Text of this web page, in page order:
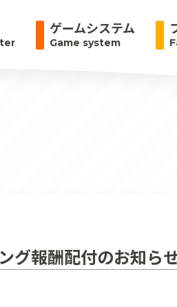
ゲームシステム
Game system
グ報酬配付のお知ら